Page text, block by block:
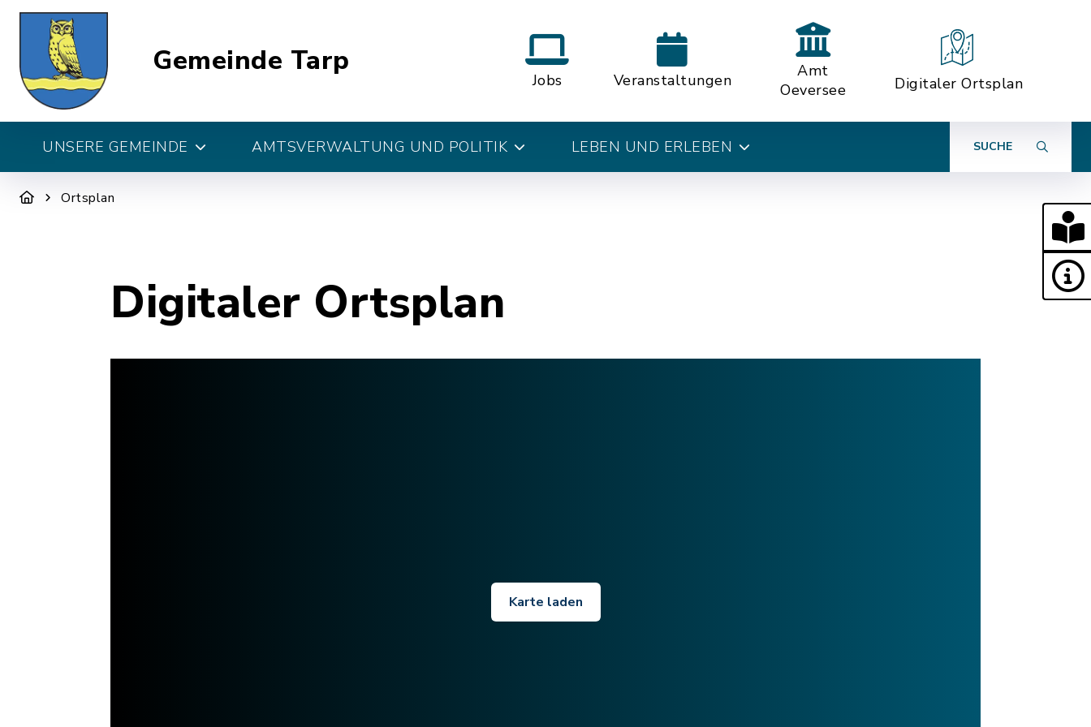
Gemeinde Tarp
Jobs Veranstaltungen
Amt
Oeversee
Digitaler Ortsplan
UNSERE GEMEINDE AMTSVERWALTUNG UND POLITIK LEBEN UND ERLEBEN SUCHE
Ortsplan
Digitaler Ortsplan
Karte laden